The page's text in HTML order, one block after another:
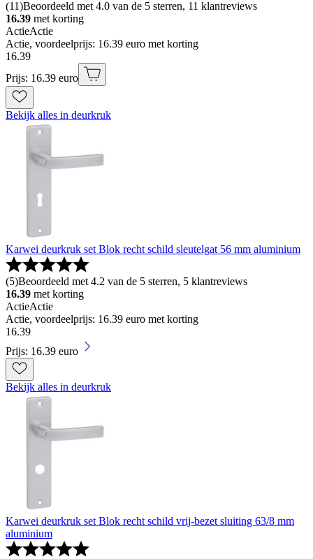
(11)Beoordeeld met 4.0 van de 5 sterren, 11 klantreviews
16.39 met korting
ActieActie
Actie, voordeelprijs: 16.39 euro met korting
16.39
Prijs: 16.39 euro
Bekijk alles in deurkruk
Karwei deurkruk set Blok recht schild sleutelgat 56 mm aluminium
(5)Beoordeeld met 4.2 van de 5 sterren, 5 klantreviews
16.39 met korting
ActieActie
Actie, voordeelprijs: 16.39 euro met korting
16.39
Prijs: 16.39 euro
Bekijk alles in deurkruk
Karwei deurkruk set Blok recht schild vrij-bezet sluiting 63/8 mm
aluminium